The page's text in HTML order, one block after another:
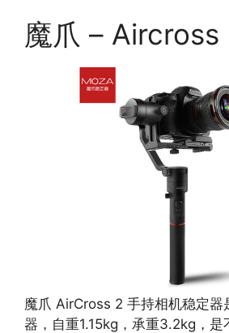
魔爪 – Aircross
魔爪 AirCross 2 手持相机稳定器
器，自重1.15kg，承重3.2kg，是